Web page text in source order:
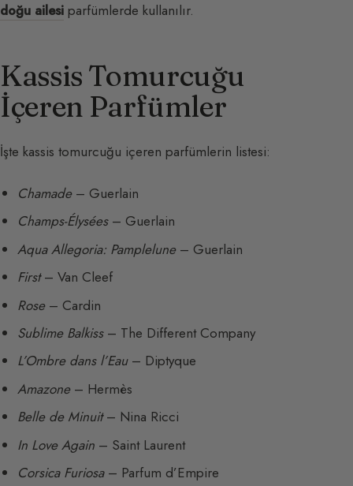
doğu ailesi parfümlerde kullanılır.
Kassis Tomurcuğu
İçeren Parfümler
İşte kassis tomurcuğu içeren parfümlerin listesi:
Chamade– Guerlain
Champs-Élysées– Guerlain
Aqua Allegoria: Pamplelune– Guerlain
First– Van Cleef
Rose– Cardin
Sublime Balkiss– The Different Company
L’Ombre dans l’Eau– Diptyque
Amazone– Hermès
Belle de Minuit– Nina Ricci
In Love Again – Saint Laurent
Corsica Furiosa– Parfum d’Empire